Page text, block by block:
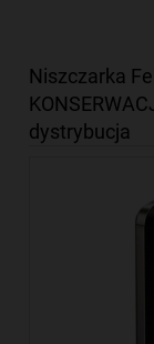
Niszczarka
dystrybucja